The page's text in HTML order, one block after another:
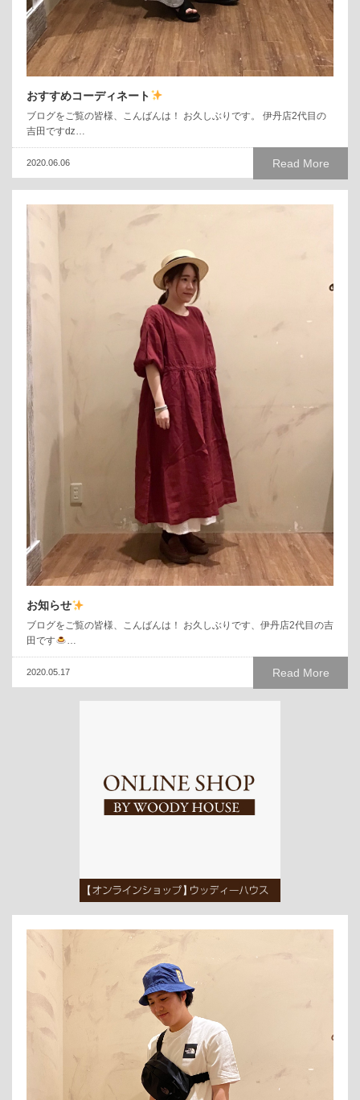
おすすめコーディネート
ブログをご覧の皆様、こんばんは！ お久しぶりです。 伊丹店2代目の
吉田ですǳ…
Read More
2020.06.06
お知らせ
ブログをご覧の皆様、こんばんは！ お久しぶりです、伊丹店2代目の吉
田です
…
Read More
2020.05.17